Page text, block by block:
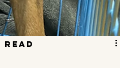
read